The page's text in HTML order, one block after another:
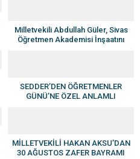
Milletvekili Abdullah Güler, Sivas
Öğretmen Akademisi İnşaatını
SEDDER’DEN ÖĞRETMENLER
GÜNÜ’NE ÖZEL ANLAMLI
MİLLETVEKİLİ HAKAN AKSU’DAN
30 AĞUSTOS ZAFER BAYRAMI